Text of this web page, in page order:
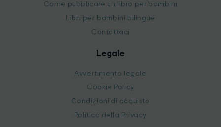
Come pubblicare un libro per bambini
Libri per bambini bilingue
Contattaci
Legale
Avvertimento legale
Cookie Policy
Condizioni di acquisto
Politica della Privacy